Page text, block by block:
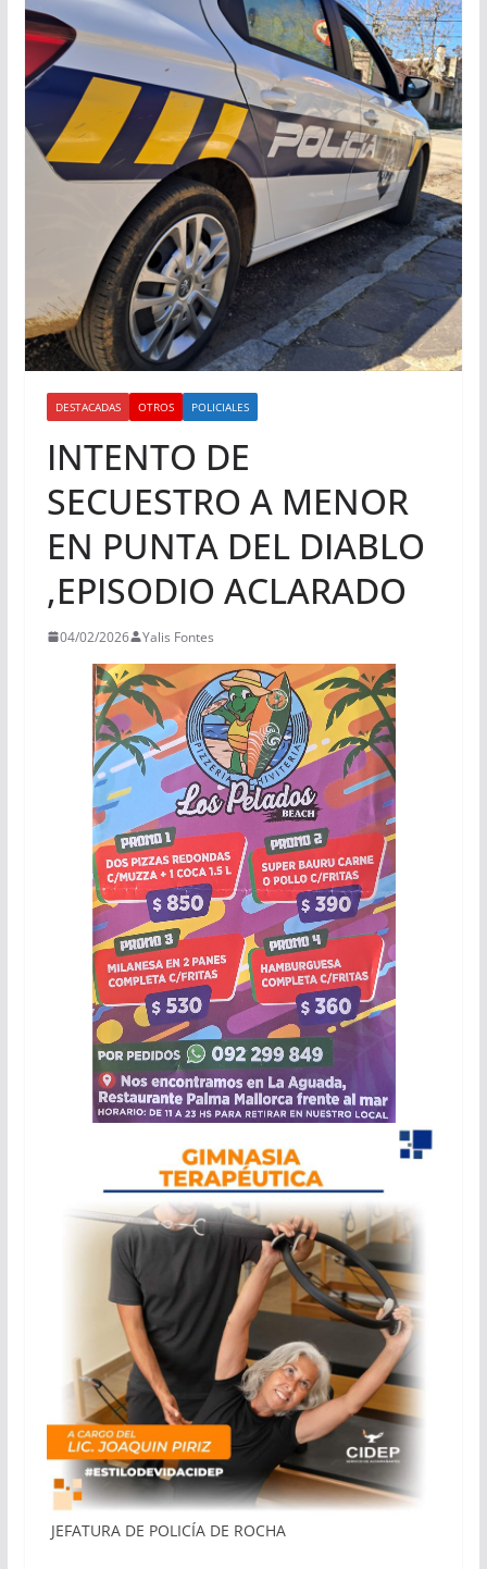
DESTACADAS OTROS POLICIALES
INTENTO DE
SECUESTRO A MENOR
EN PUNTA DEL DIABLO
,EPISODIO ACLARADO
04/02/2026 Yalis Fontes
JEFATURA DE POLICÍA DE ROCHA